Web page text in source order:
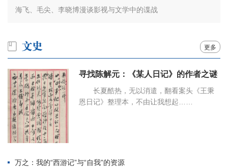
海飞、毛尖、李晓博漫谈影视与文学中的谍战
更多
寻找陈解元：《某人日记》的作者之谜
长夏酷热，无以消遣，翻看案头《王秉
恩日记》整理本，不由让我想起……
万之：我的“西游记”与“自我”的资源